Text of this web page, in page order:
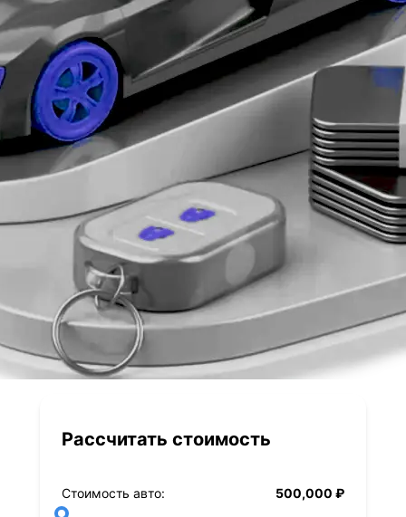
Рассчитать стоимость
Стоимость авто: 500,000 ₽